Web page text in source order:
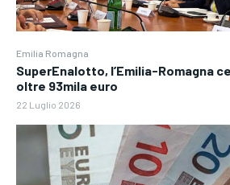
Emilia Romagna
SuperEnalotto, l’Emilia-Romagna
oltre 93mila euro
22 Luglio 2026